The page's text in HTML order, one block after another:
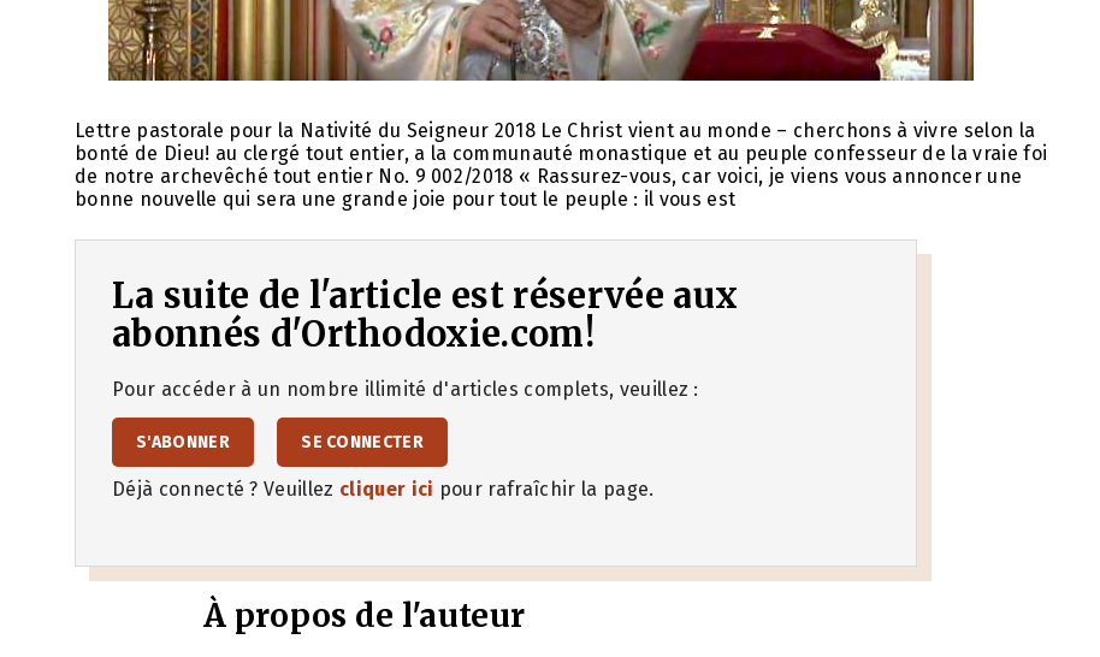
Lettre pastorale pour la Nativité du Seigneur 2018 Le Christ vient au monde – cherchons à vivre selon la
bonté de Dieu! au clergé tout entier, a la communauté monastique et au peuple confesseur de la vraie foi
de notre archevêché tout entier No. 9 002/2018 « Rassurez-vous, car voici, je viens vous annoncer une
bonne nouvelle qui sera une grande joie pour tout le peuple : il vous est
La suite de l'article est réservée aux
abonnés d'Orthodoxie.com!
Pour accéder à un nombre illimité d'articles complets, veuillez :
S'ABONNER SE CONNECTER
Déjà connecté ? Veuillez cliquer ici pour rafraîchir la page.
À propos de l'auteur